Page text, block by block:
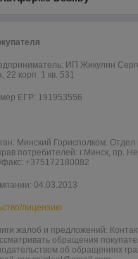
ИП Жикулин
22 корп. 1 кв. 531
ЕГР: 191953556
Минский Горисполком.
потребителей: г.Минск, пр.
факс: +375172180082
04.03.2013
лицензию
жалоб и предложений:
обращения
об обращениях